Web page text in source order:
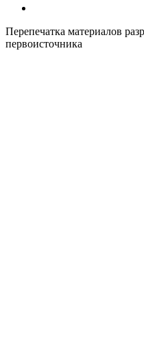
Перепечатка материалов
первоисточника